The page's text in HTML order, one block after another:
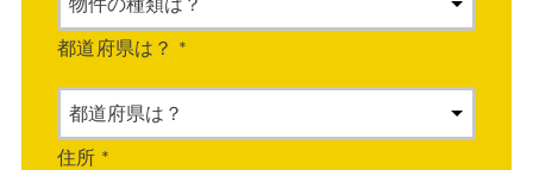
都道府県は？ *
住所 *